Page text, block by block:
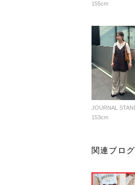
155cm
153cm
関連ブログ